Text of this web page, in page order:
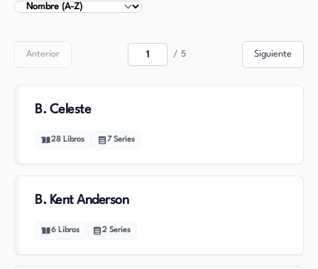
Ordenar autores
Anterior / 5 Siguiente
B. Celeste
28 Libros 7 Series
B. Kent Anderson
6 Libros 2 Series